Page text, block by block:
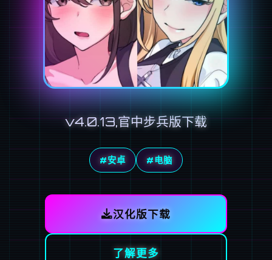
v4.0.13,官中步兵版下载
#安卓 #电脑
汉化版下载
了解更多